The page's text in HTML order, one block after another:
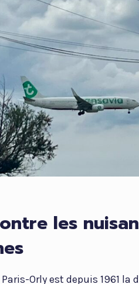
AGRESSIONS
SEXUELLES
les
Paris-Orly est depuis 1961 la